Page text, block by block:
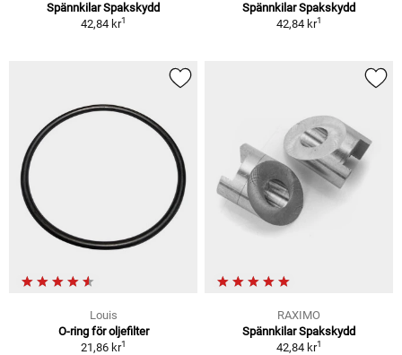
Spännkilar Spakskydd
42,84 kr1
Spännkilar Spakskydd
42,84 kr1
Louis
O-ring för oljefilter
21,86 kr1
RAXIMO
Spännkilar Spakskydd
42,84 kr1